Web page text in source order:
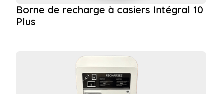
Borne de recharge à casiers Intégral 10
Plus